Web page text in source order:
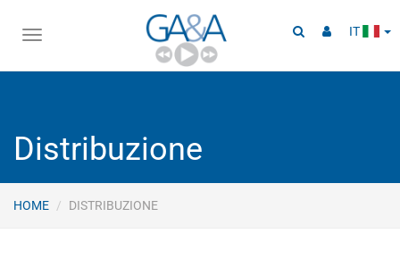
IT
Distribuzione
HOME DISTRIBUZIONE